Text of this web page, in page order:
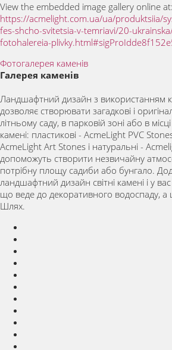
View the embedded image gallery online at:
https://acmelight.com.ua/ua/produktsiia/
fes-shcho-svitetsia-v-temriavi/20-
fotohalereia-
Фотогалерея каменів
Галерея каменів
Ландшафтний дизайн з використанням
дозволяє створювати загадкові і
літньому саду, в парковій зоні або в
камені: пластикові - AcmeLight PVC
AcmeLight Art Stones і натуральні -
допоможуть створити незвичайну
потрібну площу садиби або бунгало.
ландшафтний дизайн світні камені і у
що веде до декоративного водоспаду, а
Шлях.